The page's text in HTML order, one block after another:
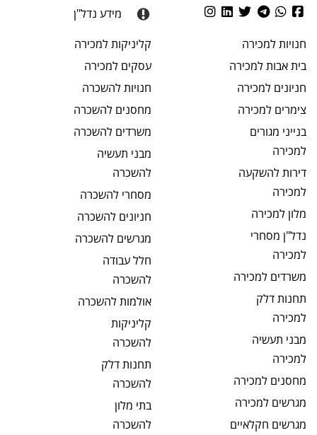
מידע נדל"ן
חנויותלמכירה
בית אבותלמכירה
חניונים למכירה
צימרים למכירה
בנייני מגורים
למכירה
דירות להשקעה
למכירה
מלון למכירה
נדל"ן מסחרי
למכירה
משרדים למכירה
תחנות דלק
למכירה
מבני תעשיה
למכירה
מחסנים למכירה
מגרשים למכירה
מגרשים חקלאיים
קליניקותלמכירה
עסקים למכירה
חנויותלהשכרה
מחסנים להשכרה
משרדים להשכרה
מבני תעשיה
להשכרה
מסחרי להשכרה
חניונים להשכרה
מגרשים להשכרה
חלל עבודה
להשכרה
אולמותלהשכרה
קליניקות
להשכרה
תחנות דלק
להשכרה
בתי מלון
להשכרה